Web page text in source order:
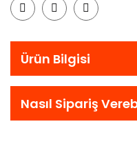
Ürün Bilgisi
Nasıl Sipariş